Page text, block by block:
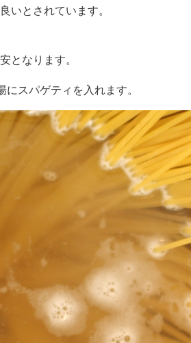
いとされています。
となります。
スパゲティを入れます。